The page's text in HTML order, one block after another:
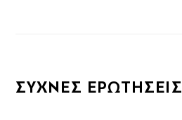
ΣΥΧΝΕΣ ΕΡΩΤΗΣΕΙΣ